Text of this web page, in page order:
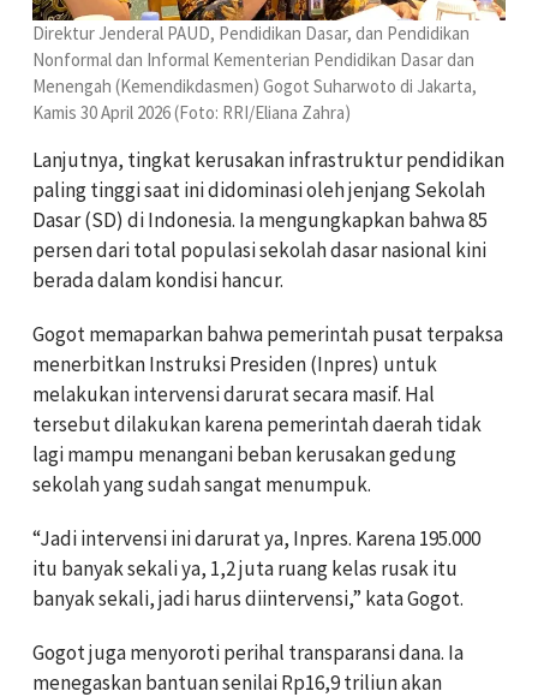
Direktur Jenderal PAUD, Pendidikan Dasar, dan Pendidikan
Nonformal dan Informal Kementerian Pendidikan Dasar dan
Menengah (Kemendikdasmen) Gogot Suharwoto di Jakarta,
Kamis 30 April 2026 (Foto: RRI/Eliana Zahra)
Lanjutnya, tingkat kerusakan infrastruktur pendidikan
paling tinggi saat ini didominasi oleh jenjang Sekolah
Dasar (SD) di Indonesia. Ia mengungkapkan bahwa 85
persen dari total populasi sekolah dasar nasional kini
berada dalam kondisi hancur.
Gogot memaparkan bahwa pemerintah pusat terpaksa
menerbitkan Instruksi Presiden (Inpres) untuk
melakukan intervensi darurat secara masif. Hal
tersebut dilakukan karena pemerintah daerah tidak
lagi mampu menangani beban kerusakan gedung
sekolah yang sudah sangat menumpuk.
“Jadi intervensi ini darurat ya, Inpres. Karena 195.000
itu banyak sekali ya, 1,2 juta ruang kelas rusak itu
banyak sekali, jadi harus diintervensi,” kata Gogot.
Gogot juga menyoroti perihal transparansi dana. Ia
menegaskan bantuan senilai Rp16,9 triliun akan